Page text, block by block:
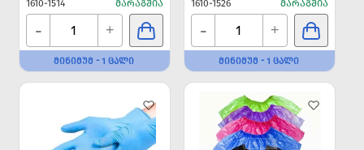
1610-1514 ᲛᲐᲠᲐᲒᲨᲘᲐ
- +
ᲛᲘᲜᲘᲛᲣᲛ - 1 ᲪᲐᲚᲘ
1610-1526 ᲛᲐᲠᲐᲒᲨᲘᲐ
- +
ᲛᲘᲜᲘᲛᲣᲛ - 1 ᲪᲐᲚᲘ